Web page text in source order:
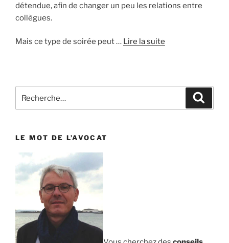
détendue, afin de changer un peu les relations entre
collègues.
Mais ce type de soirée peut … Lire la suite
pour
LE MOT DE L’AVOCAT